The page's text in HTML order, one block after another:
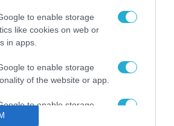
to enable storage
like cookies on web or
in apps.
to enable storage
of the website or app.
to enable storage